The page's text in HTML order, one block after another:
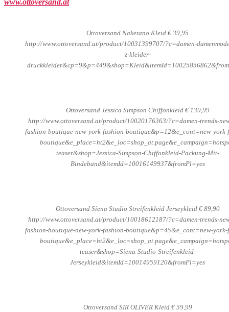
www.ottoversand.at
Ottoversand Naketano Kleid € 39,95
http://www.ottoversand.at/product/10031399707/?c=damen-
z-kleider-
Ottoversand Jessica Simpson Chiffonkleid € 139,99
http://www.ottoversand.at/product/10020176363/?c=damen-trends-
fashion-boutique-new-york-fashion-boutique&p=12&e_cont=new-york-
teaser&shop=Jessica-Simpson-Chiffonkleid-Packung-Mit-
Bindeband&itemId=10016149937&fromPl=yes
Ottoversand Siena Studio Streifenkleid Jerseykleid € 89,90
http://www.ottoversand.at/product/10018612187/?c=damen-trends-
fashion-boutique-new-york-fashion-boutique&p=45&e_cont=new-york-
teaser&shop=Siena-Studio-Streifenkleid-
Jerseykleid&itemId=10014959120&fromPl=yes
Ottoversand SIR OLIVER Kleid € 59,99